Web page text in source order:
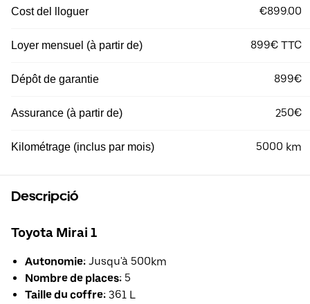
Cost del lloguer €899.00
Loyer mensuel (à partir de) 899€ TTC
Dépôt de garantie 899€
Assurance (à partir de) 250€
Kilométrage (inclus par mois) 5000 km
Descripció
Toyota Mirai 1
Autonomie: Jusqu'à 500km
Nombre de places: 5
Taille du coffre: 361 L